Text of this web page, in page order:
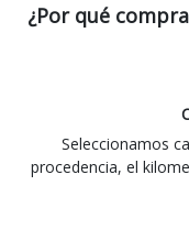
¿Por qué
Seleccionamos
procedencia, el